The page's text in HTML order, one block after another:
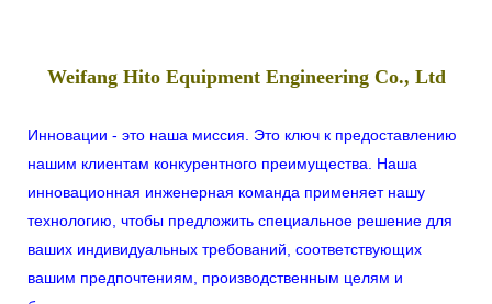
Weifang Hito Equipment Engineering Co., Ltd
Инновации - это наша миссия. Это ключ к предоставлению
нашим клиентам конкурентного преимущества. Наша
инновационная инженерная команда применяет нашу
технологию, чтобы предложить специальное решение для
ваших индивидуальных требований, соответствующих
вашим предпочтениям, производственным целям и